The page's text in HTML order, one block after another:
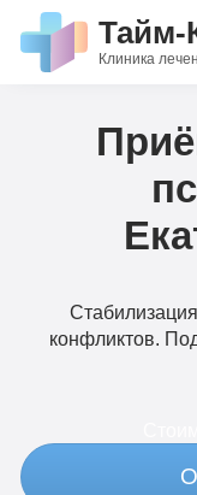
Тайм-
Клиника
конфликтов.